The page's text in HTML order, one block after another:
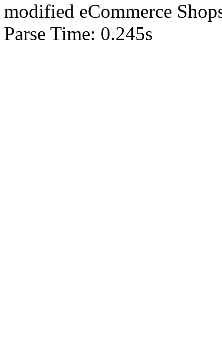
modified eCommerce
Parse Time: 0.245s